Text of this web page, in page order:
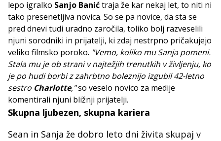
lepo igralko Sanjo Banićtraja že kar nekaj let, to niti ni
tako presenetljiva novica. So se pa novice, da sta se
pred dnevi tudi uradno zaročila, toliko bolj razveselili
njuni sorodniki in prijatelji, ki zdaj nestrpno pričakujejo
veliko filmsko poroko. "Vemo, koliko mu Sanja pomeni.
Stala mu je ob strani v najtežjih trenutkih v življenju, ko
je po hudi borbi z zahrbtno boleznijo izgubil 42-letno
sestro Charlotte,"so veselo novico za medije
komentirali njuni bližnji prijatelji.
Skupna ljubezen, skupna kariera
Sean in Sanja že dobro leto dni živita skupaj v